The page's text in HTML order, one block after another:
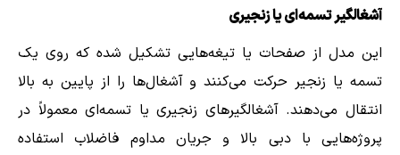
آشغالگیر تسمه‌ای یا زنجیری
این مدل از صفحات یا تیغه‌هایی تشکیل شده که روی یک
تسمه یا زنجیر حرکت می‌کنند و آشغال‌ها را از پایین به بالا
انتقال می‌دهند. آشغالگیرهای زنجیری یا تسمه‌ای معمولاً در
پروژه‌هایی با دبی بالا و جریان مداوم فاضلاب استفاده